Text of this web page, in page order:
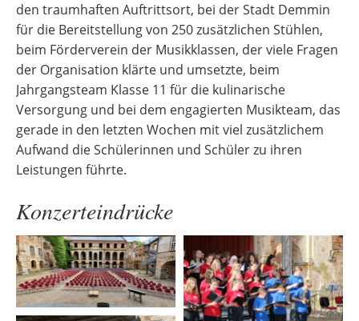
den traumhaften Auftrittsort, bei der Stadt Demmin
für die Bereitstellung von 250 zusätzlichen Stühlen,
beim Förderverein der Musikklassen, der viele Fragen
der Organisation klärte und umsetzte, beim
Jahrgangsteam Klasse 11 für die kulinarische
Versorgung und bei dem engagierten Musikteam, das
gerade in den letzten Wochen mit viel zusätzlichem
Aufwand die Schülerinnen und Schüler zu ihren
Leistungen führte.
Konzerteindrücke